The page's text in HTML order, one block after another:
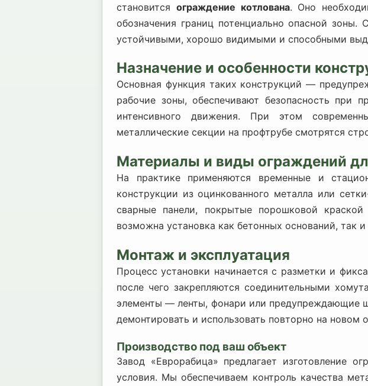
становится ограждение котлована. Оно
обозначения границ потенциально опасной
устойчивыми, хорошо видимыми и способными
Назначение и особенности
Основная функция таких конструкций —
рабочие зоны, обеспечивают безопасность при
интенсивного движения. При этом
металлические секции на профтрубе смотрятся
Материалы и виды ограждений
На практике применяются временные и
конструкции из оцинкованного металла или
сварные панели, покрытые порошковой
возможна установка как бетонных оснований, так
Монтаж и эксплуатация
Процесс установки начинается с разметки и
после чего закрепляются соединительными
элементы — ленты, фонари или предупреждающие
демонтировать и использовать повторно на новом
Производство под ваш объект
Завод «Еврорабица» предлагает изготовление
условия. Мы обеспечиваем контроль качества